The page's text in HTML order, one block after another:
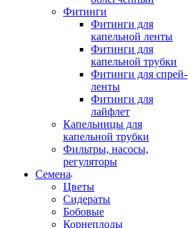
Фитинги
Фитинги для
капельной ленты
Фитинги для
капельной трубки
Фитинги для спрей-
ленты
Фитинги для
лайфлет
Капельницы для
капельной трубки
Фильтры, насосы,
регуляторы
Семена
Цветы
Сидераты
Бобовые
Корнеплоды